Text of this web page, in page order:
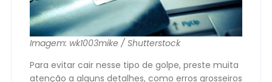
Imagem: wk1003mike / Shutterstock
Para evitar cair nesse tipo de golpe, preste muita
atenção a alguns detalhes, como erros grosseiros